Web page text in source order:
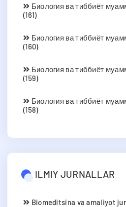
Биология ва тиббиёт
(161)
Биология ва тиббиёт
(160)
Биология ва тиббиёт
(159)
Биология ва тиббиёт
(158)
ILMIY JURNALLAR
Biomeditsina va amaliyot